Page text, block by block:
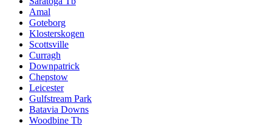
Amal
Goteborg
Klosterskogen
Scottsville
Curragh
Downpatrick
Chepstow
Leicester
Gulfstream Park
Batavia Downs
Woodbine Tb